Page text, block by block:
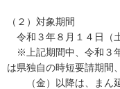
（２）対象期間
令和３年８月１４日（
※上記期間中、令和３
は県独自の時短要請期間
（金）以降は、まん延